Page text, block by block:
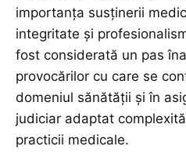
importanța susținerii
integritate și
fost considerată un pas
provocărilor cu care se
domeniul sănătății și în
judiciar adaptat
practicii medicale.